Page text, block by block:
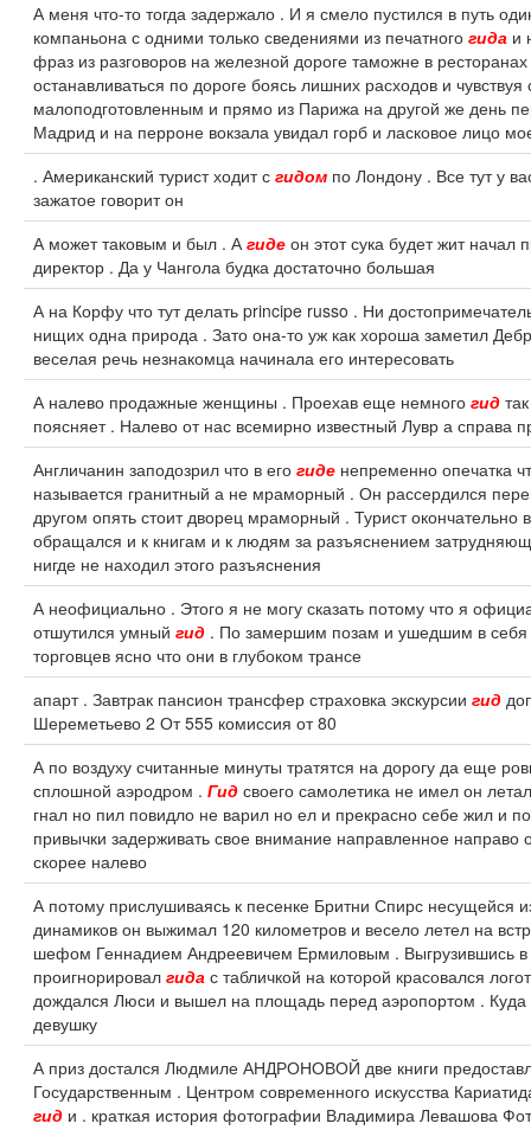
А меня что-то тогда задержало . И я смело пустился в путь
компаньона с одними только сведениями из печатного гида и
фраз из разговоров на железной дороге таможне в
останавливаться по дороге боясь лишних расходов и
малоподготовленным и прямо из Парижа на другой же день
Мадрид и на перроне вокзала увидал горб и ласковое лицо
. Американский турист ходит с гидом по Лондону . Все тут у
зажатое говорит он
А может таковым и был . Агиде он этот сука будет жит начал
директор . Да у Чангола будка достаточно большая
А на Корфу что тут делать principe russo . Ни
нищих одна природа . Зато она-то уж как хороша заметил
веселая речь незнакомца начинала его интересовать
А налево продажные женщины . Проехав еще немного гид
поясняет . Налево от нас всемирно известный Лувр а
Англичанин заподозрил что в его гиде непременно опечатка
называется гранитный а не мраморный . Он рассердился
другом опять стоит дворец мраморный . Турист окончательно
обращался и к книгам и к людям за разъяснением
нигде не находил этого разъяснения
А неофициально . Этого я не могу сказать потому что я
отшутился умный гид . По замершим позам и ушедшим в себя
торговцев ясно что они в глубоком трансе
апарт . Завтрак пансион трансфер страховка экскурсии гид
Шереметьево 2 От 555 комиссия от 80
А по воздуху считанные минуты тратятся на дорогу да еще
сплошной аэродром . Гид своего самолетика не имел он
гнал но пил повидло не варил но ел и прекрасно себе жил и
привычки задерживать свое внимание направленное направо
скорее налево
А потому прислушиваясь к песенке Бритни Спирс несущейся
динамиков он выжимал 120 километров и весело летел на
шефом Геннадием Андреевичем Ермиловым . Выгрузившись
проигнорировал гида с табличкой на которой красовался
дождался Люси и вышел на площадь перед аэропортом . Куда
девушку
А приз достался Людмиле АНДРОНОВОЙ две книги
Государственным . Центром современного искусства
гид и . краткая история фотографии Владимира Левашова